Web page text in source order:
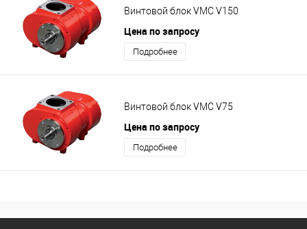
Винтовой блок VMC V150
Цена по запросу
Подробнее
Винтовой блок VMC V75
Цена по запросу
Подробнее